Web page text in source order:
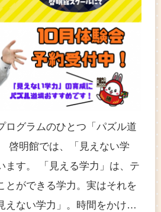
ログラムのひとつ「パズル道
啓明館では、「見えない学
ます。 「見える学力」は、テ
とができる学力。実はそれを
えない学力」。時間をかけ…